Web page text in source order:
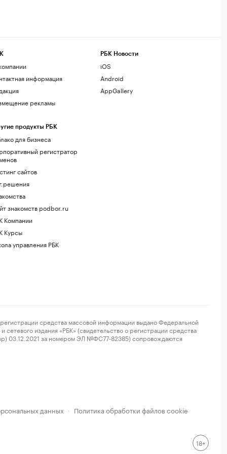
информация
рекламы
продукты РБК
для бизнеса
регистратор
сайтов
знакомств podbor.ru
Компании
Курсы
управления РБК
РБК Новости
iOS
Android
AppGallery
средства массовой информации выдано Федеральной
издания «РБК» (свидетельство о регистрации средства
03.12.2021 за номером ЭЛ №ФС77-82385) сопровождаются
данных · Политика обработки файлов cookie
18+